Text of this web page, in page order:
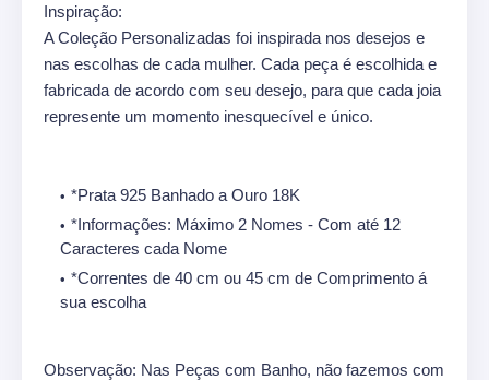
Inspiração:
A Coleção Personalizadas foi inspirada nos desejos e
nas escolhas de cada mulher. Cada peça é escolhida e
fabricada de acordo com seu desejo, para que cada joia
represente um momento inesquecível e único.
*Prata 925 Banhado a Ouro 18K
*Informações: Máximo 2 Nomes - Com até 12
Caracteres cada Nome
*Correntes de 40 cm ou 45 cm de Comprimento á
sua escolha
Observação: Nas Peças com Banho, não fazemos com